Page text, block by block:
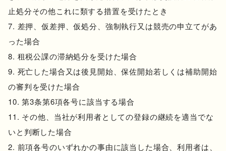
止処分その他これに類する措置を受けたとき
差押、仮差押、仮処分、強制執行又は競売の申立てがあ
った場合
租税公課の滞納処分を受けた場合
死亡した場合又は後見開始、保佐開始若しくは補助開始
の審判を受けた場合
第3条第6項各号に該当する場合
その他、当社が利用者としての登録の継続を適当でな
いと判断した場合
前項各号のいずれかの事由に該当した場合、利用者は、